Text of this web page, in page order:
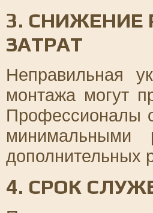
3.
ЗАТРАТ
Неправильная
монтажа могут
Профессионалы
минимальными
дополнительных
4. СРОК